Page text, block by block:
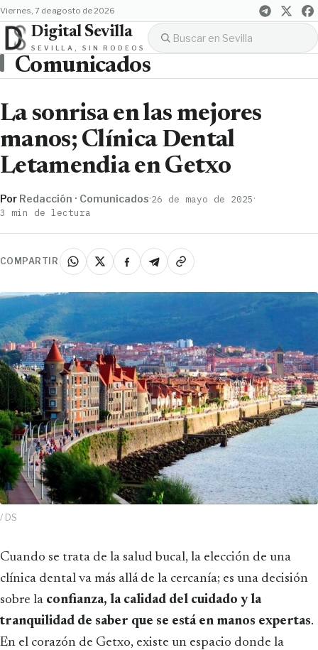
viernes, 7 de agosto de 2026
Digital Sevilla
SEVILLA, SIN RODEOS
Comunicados
La sonrisa en las mejores
manos; Clínica Dental
Letamendia en Getxo
Por Redacción · Comunicados·26 de mayo de 2025·
3 min de lectura
COMPARTIR
/ DS
Cuando se trata de la salud bucal, la elección de una
clínica dental va más allá de la cercanía; es una decisión
sobre la confianza, la calidad del cuidado y la
tranquilidad de saber que se está en manos expertas.
En el corazón de Getxo, existe un espacio donde la